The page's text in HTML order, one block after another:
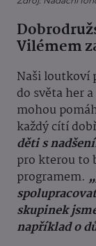
Vilémem
Naši loutkoví
do světa her
mohou
každý cítí
děti s
pro kterou to
programem.
skupinek
například o